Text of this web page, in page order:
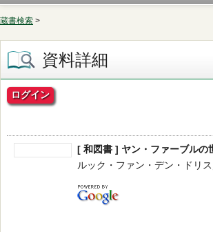
蔵書検索 >
資料詳細
ログイン
[ 和図書 ] ヤン・ファーブルの
ルック・ファン・デン・ドリ